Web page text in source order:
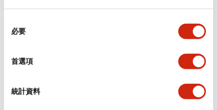
必要
首選項
統計資料
環境規範
功能規格